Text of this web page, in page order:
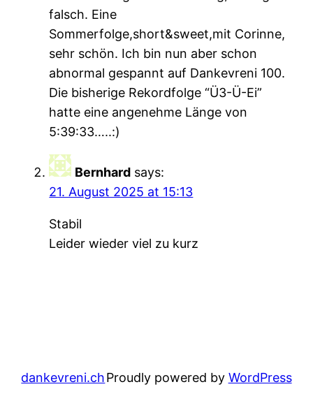
falsch. Eine
Sommerfolge,short&sweet,mit Corinne,
sehr schön. Ich bin nun aber schon
abnormal gespannt auf Dankevreni 100.
Die bisherige Rekordfolge “Ü3-Ü-Ei”
hatte eine angenehme Länge von
5:39:33…..:)
Bernhard says:
21. August 2025 at 15:13
Stabil
Leider wieder viel zu kurz
dankevreni.chProudly powered by WordPress